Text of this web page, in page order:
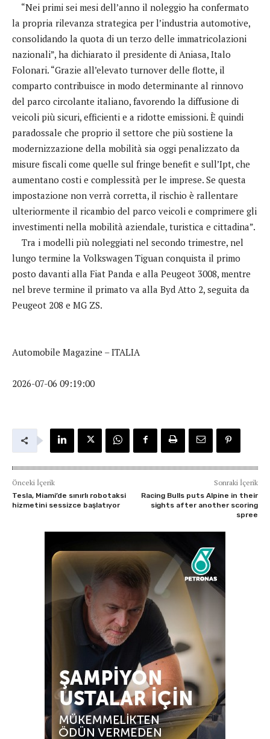
“Nei primi sei mesi dell’anno il noleggio ha confermato
la propria rilevanza strategica per l’industria automotive,
consolidando la quota di un terzo delle immatricolazioni
nazionali”, ha dichiarato il presidente di Aniasa, Italo
Folonari. “Grazie all’elevato turnover delle flotte, il
comparto contribuisce in modo determinante al rinnovo
del parco circolante italiano, favorendo la diffusione di
veicoli più sicuri, efficienti e a ridotte emissioni. È quindi
paradossale che proprio il settore che più sostiene la
modernizzazione della mobilità sia oggi penalizzato da
misure fiscali come quelle sul fringe benefit e sull’Ipt, che
aumentano costi e complessità per le imprese. Se questa
impostazione non verrà corretta, il rischio è rallentare
ulteriormente il ricambio del parco veicoli e comprimere gli
investimenti nella mobilità aziendale, turistica e cittadina”.
Tra i modelli più noleggiati nel secondo trimestre, nel
lungo termine la Volkswagen Tiguan conquista il primo
posto davanti alla Fiat Panda e alla Peugeot 3008, mentre
nel breve termine il primato va alla Byd Atto 2, seguita da
Peugeot 208 e MG ZS.
Automobile Magazine – ITALIA
2026-07-06 09:19:00
Önceki İçerik
Tesla, Miami’de sınırlı robotaksi
hizmetini sessizce başlatıyor
Sonraki İçerik
Racing Bulls puts Alpine in their
sights after another scoring
spree